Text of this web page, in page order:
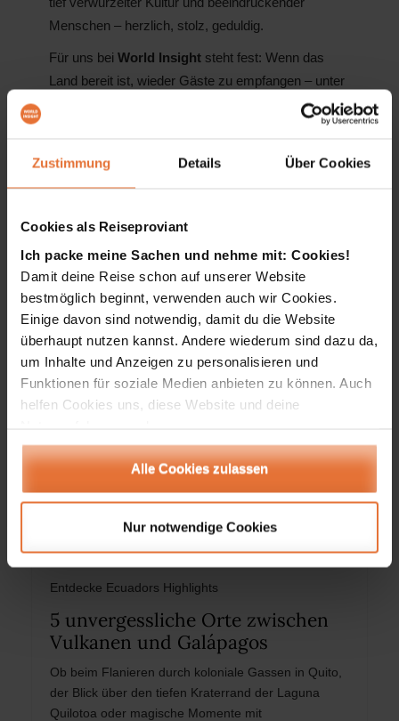
Zustimmung Details Über Cookies
Cookies als Reiseproviant
Ich packe meine Sachen und nehme mit: Cookies!
Damit deine Reise schon auf unserer Website
bestmöglich beginnt, verwenden auch wir Cookies.
Einige davon sind notwendig, damit du die Website
überhaupt nutzen kannst. Andere wiederum sind dazu da,
um Inhalte und Anzeigen zu personalisieren und
Funktionen für soziale Medien anbieten zu können. Auch
helfen Cookies uns, diese Website und deine
Alle Cookies zulassen
Nur notwendige Cookies
Menschen – herzlich, stolz, geduldig.
Für uns bei World Insight steht fest: Wenn das
Land bereit ist, wieder Gäste zu empfangen – unter
fairen und sicheren Bedingungen – sind wir da.
Nicht nur als Veranstalter, sondern als Partner und
Armen empfangen. Und das werden wir nie
Diese Artikel könnten dich auch
interessieren...
Entdecke Ecuadors Highlights
5 unvergessliche Orte zwischen
Vulkanen und Galápagos
Ob beim Flanieren durch koloniale Gassen in Quito,
der Blick über den tiefen Kraterrand der Laguna
Quilotoa oder magische Momente mit